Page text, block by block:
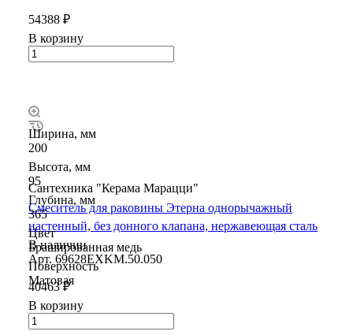
Ширина, мм
200
Высота, мм
95
Глубина, мм
365
Цвет
Брашированная медь
Поверхность
Матовая
54388 ₽
В корзину
Сантехника "Керама Марацци"
Смеситель для раковины Этерна однорычажный
настенный, без донного клапана, нержавеющая сталь
В наличии
Арт. 69628EXKM.50.050
40463 ₽
В корзину